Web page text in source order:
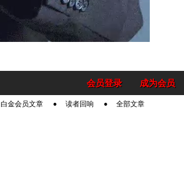
成为会员
会员登录
白金会员文章 读者回响 全部文章